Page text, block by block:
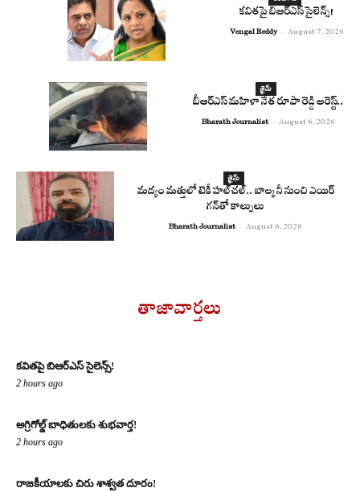
కవితపై బిఆర్ఎస్ సైలెన్స్!
Vengal Reddy - August 7, 2026
క్రైమ్
బీఆర్ఎస్ మహిళా నేత రూపా రెడ్డి అరెస్ట్..
Bharath Journalist - August 6, 2026
క్రైమ్
మద్యం మత్తులో టెకీ హల్‌చల్.. బాల్కనీ నుంచి ఎయిర్
గన్‌తో కాల్పులు
Bharath Journalist - August 6, 2026
తాజావార్తలు
కవితపై బిఆర్ఎస్ సైలెన్స్!
2 hours ago
అగ్రిగోల్డ్ బాధితులకు శుభవార్త!
2 hours ago
రాజకీయాలకు చిరు శాశ్వత దూరం!